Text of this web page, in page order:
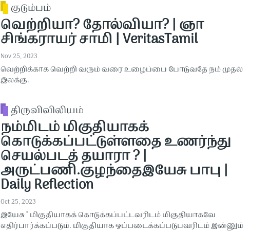
குடும்பம்
வெற்றியா? தோல்வியா? | ஞா
சிங்கராயர் சாமி | VeritasTamil
Nov 25, 2023
வெற்றிக்காக வெற்றி வரும் வரை உழைப்பை போடுவதே நம் முதல்
இலக்கு.
திருவிவிலியம்
நம்மிடம் மிகுதியாகக்
கொடுக்கப்பட்டுள்ளதை உணர்ந்து
செயல்படத் தயாரா ? |
அருட்பணி.குழந்தைஇயேசு பாபு |
Daily Reflection
Oct 25, 2023
இயேசு " மிகுதியாகக் கொடுக்கப்பட்டவரிடம் மிகுதியாகவே
எதிர்பார்க்கப்படும். மிகுதியாக ஒப்படைக்கப்படுபவரிடம் இன்னும்